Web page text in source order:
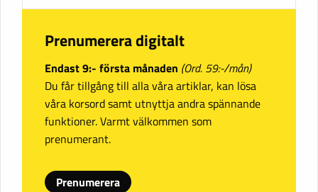
Prenumerera digitalt
Endast 9:- första månaden (Ord. 59:-/mån)
Du får tillgång till alla våra artiklar, kan lösa
våra korsord samt utnyttja andra spännande
funktioner. Varmt välkommen som
prenumerant.
Prenumerera